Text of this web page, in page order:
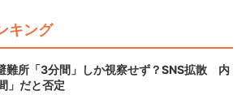
キング
難所「3分間」しか視察せず？SNS拡散 内
」だと否定